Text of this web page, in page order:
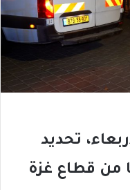
تحديد
من قطاع غزة